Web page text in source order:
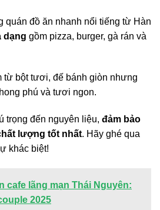
quán đồ ăn nhanh nổi tiếng từ Hàn
dạng gồm pizza, burger, gà rán và
từ bột tươi, đế bánh giòn nhưng
phú và tươi ngon.
trọng đến nguyên liệu, đảm bảo
lượng tốt nhất. Hãy ghé qua
khác biệt!
cafe lãng mạn Thái Nguyên:
2025